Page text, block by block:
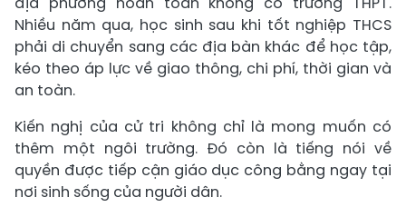
Nhiều năm qua, học sinh sau khi tốt nghiệp THCS
phải di chuyển sang các địa bàn khác để học tập,
kéo theo áp lực về giao thông, chi phí, thời gian và
an toàn.
Kiến nghị của cử tri không chỉ là mong muốn có
thêm một ngôi trường. Đó còn là tiếng nói về
quyền được tiếp cận giáo dục công bằng ngay tại
nơi sinh sống của người dân.